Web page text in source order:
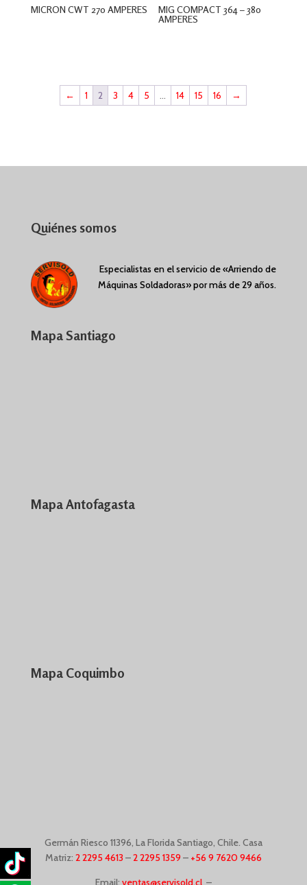
MICRON CWT 270 AMPERES
MIG COMPACT 364 – 380
AMPERES
← 1 2 3 4 5 … 14 15 16 →
Quiénes somos
Especialistas en el servicio de «Arriendo de
Máquinas Soldadoras» por más de 29 años.
Mapa Santiago
Mapa Antofagasta
Mapa Coquimbo
Germán Riesco 11396, La Florida Santiago, Chile. Casa
Matriz: 2 2295 4613–2 2295 1359 – +56 9 7620 9466
Email: ventas@servisold.cl–